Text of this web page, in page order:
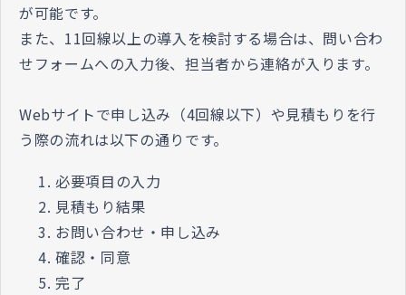
が可能です。
また、11回線以上の導入を検討する場合は、問い合わ
せフォームへの入力後、担当者から連絡が入ります。
Webサイトで申し込み（4回線以下）や見積もりを行
う際の流れは以下の通りです。
必要項目の入力
見積もり結果
お問い合わせ・申し込み
確認・同意
完了